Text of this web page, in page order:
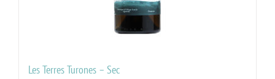
Les Terres Turones – Sec